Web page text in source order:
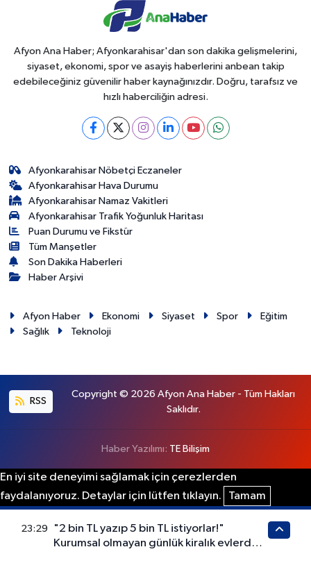
Afyon Ana Haber; Afyonkarahisar'dan son dakika gelişmelerini,
siyaset, ekonomi, spor ve asayiş haberlerini anbean takip
edebileceğiniz güvenilir haber kaynağınızdır. Doğru, tarafsız ve
hızlı haberciliğin adresi.
Afyonkarahisar Nöbetçi Eczaneler
Afyonkarahisar Hava Durumu
Afyonkarahisar Namaz Vakitleri
Afyonkarahisar Trafik Yoğunluk Haritası
Puan Durumu ve Fikstür
Tüm Manşetler
Son Dakika Haberleri
Haber Arşivi
Afyon Haber Ekonomi Siyaset Spor
Eğitim
Sağlık
Teknoloji
RSS
Copyright © 2026 Afyon Ana Haber - Tüm Hakları
Saklıdır.
Haber Yazılımı: TE Bilişim
En iyi site deneyimi sağlamak için çerezlerden
faydalanıyoruz. Detaylar için lütfen tıklayın.
Tamam
23:29
"2 bin TL yazıp 5 bin TL istiyorlar!"
Kurumsal olmayan günlük kiralık evlerden